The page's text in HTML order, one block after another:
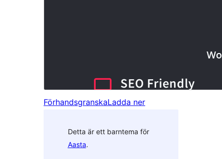
FörhandsgranskaLadda ner
Detta är ett barntema för
Aasta.